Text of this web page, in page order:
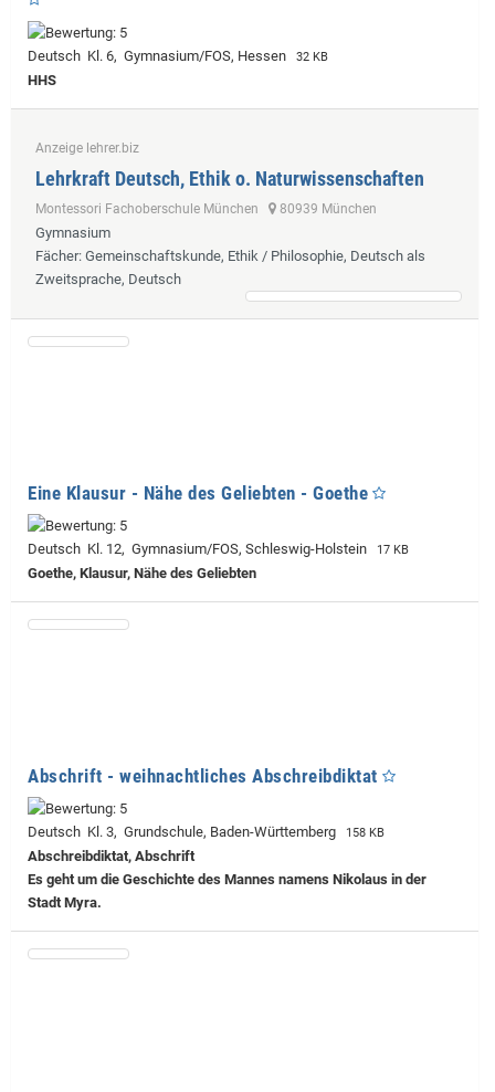
Deutsch Kl. 6, Gymnasium/FOS, Hessen 32 KB
HHS
Anzeige lehrer.biz
Lehrkraft Deutsch, Ethik o. Naturwissenschaften
Montessori Fachoberschule München 80939 München
Gymnasium
Fächer: Gemeinschaftskunde, Ethik / Philosophie, Deutsch als
Zweitsprache, Deutsch
Eine Klausur - Nähe des Geliebten - Goethe
Deutsch Kl. 12, Gymnasium/FOS, Schleswig-Holstein 17 KB
Goethe, Klausur, Nähe des Geliebten
Abschrift - weihnachtliches Abschreibdiktat
Deutsch Kl. 3, Grundschule, Baden-Württemberg 158 KB
Abschreibdiktat, Abschrift
Es geht um die Geschichte des Mannes namens Nikolaus in der
Stadt Myra.